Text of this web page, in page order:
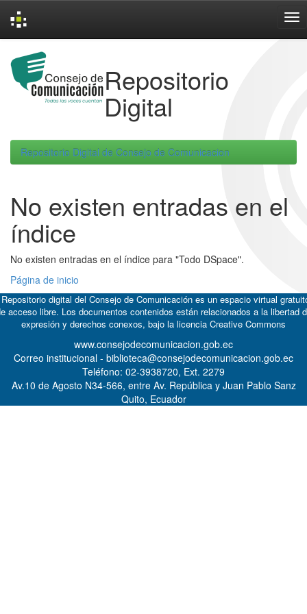
navigation
Repositorio
Digital
Repositorio Digital de Consejo de Comunicacion
No existen entradas en el
índice
No existen entradas en el índice para "Todo DSpace".
Página de inicio
digital del Consejo de Comunicación es un espacio virtual
acceso libre. Los documentos contenidos están relacionados a la libertad
expresión y derechos conexos, bajo la licencia Creative Commons
www.consejodecomunicacion.gob.ec
Correo institucional - biblioteca@consejodecomunicacion.gob.ec
Teléfono: 02-3938720, Ext. 2279
Av.10 de Agosto N34-566, entre Av. República y Juan Pablo Sanz
Quito, Ecuador